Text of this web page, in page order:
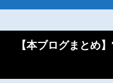
【本ブログまと